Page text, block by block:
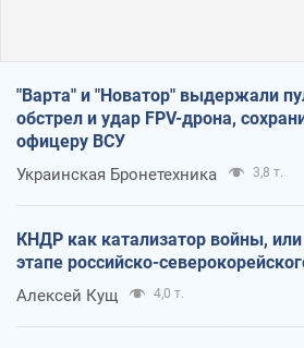
"Варта" и "Новатор" выдержали
обстрел и удар FPV-дрона,
офицеру ВСУ
Украинская Бронетехника 3,8 т.
КНДР как катализатор войны,
этапе российско-
Алексей Кущ 4,0 т.